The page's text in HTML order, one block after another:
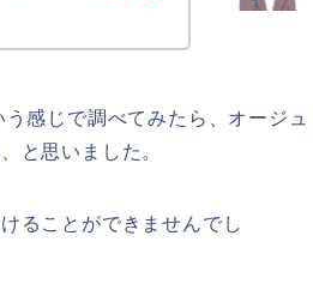
感じで調べてみたら、オージュ
と思いました。
ることができませんでし